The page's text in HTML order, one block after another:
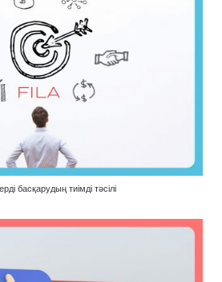
басқарудың тиімді тәсілі